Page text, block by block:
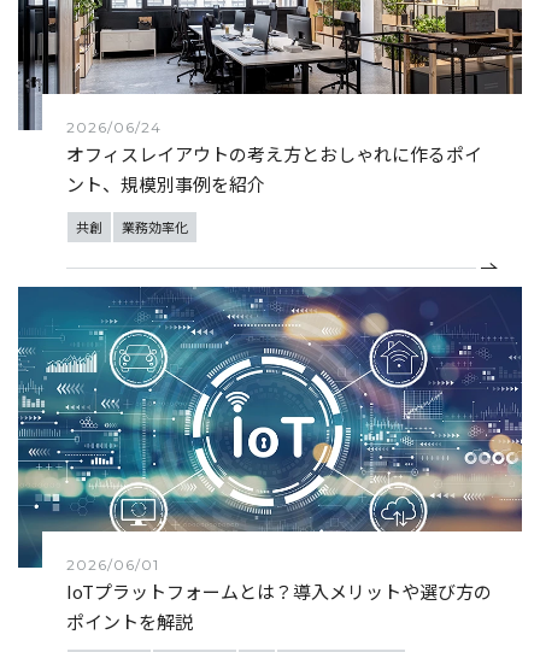
2026/06/24
オフィスレイアウトの考え方とおしゃれに作るポイ
ント、規模別事例を紹介
共創 業務効率化
2026/06/01
IoTプラットフォームとは？導入メリットや選び方の
ポイントを解説